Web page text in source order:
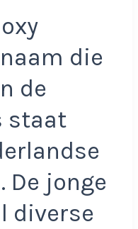
die
de
staat
De jonge
diverse